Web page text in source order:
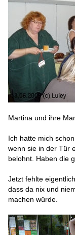
Martina und ihre
Ich hatte mich
wenn sie in der Tür
belohnt. Haben die
Jetzt fehlte
dass da nix und
machen würde.